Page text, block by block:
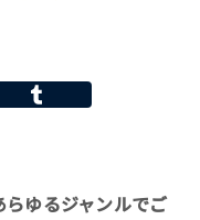
ゆるジャンルでご